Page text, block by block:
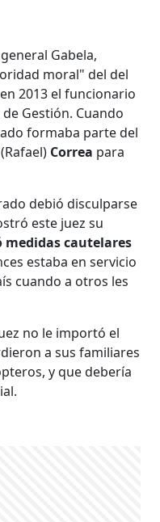
Gabela,
moral" del del
2013 el funcionario
Gestión. Cuando
formaba parte del
Correa para
debió disculparse
este juez su
medidas cautelares
estaba en servicio
cuando a otros les
no le importó el
a sus familiares
y que debería